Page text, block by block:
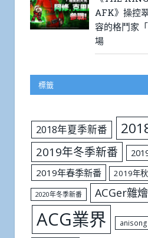
AFK》操控
容的格鬥家
場
標籤
2018年夏季新番
2019年冬季新番
2019年春季新番
2019年
2020年冬季新番 ACGer雜
ACG業界 anisong